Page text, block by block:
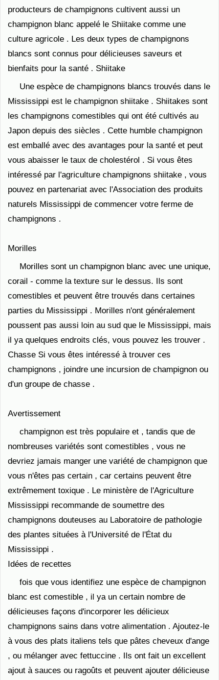
producteurs de champignons cultivent aussi un
champignon blanc appelé le Shiitake comme une
culture agricole . Les deux types de champignons
blancs sont connus pour délicieuses saveurs et
bienfaits pour la santé . Shiitake
Une espèce de champignons blancs trouvés dans le
Mississippi est le champignon shiitake . Shiitakes sont
les champignons comestibles qui ont été cultivés au
Japon depuis des siècles . Cette humble champignon
est emballé avec des avantages pour la santé et peut
vous abaisser le taux de cholestérol . Si vous êtes
intéressé par l'agriculture champignons shiitake , vous
pouvez en partenariat avec l'Association des produits
naturels Mississippi de commencer votre ferme de
champignons .
Morilles
Morilles sont un champignon blanc avec une unique,
corail - comme la texture sur le dessus. Ils sont
comestibles et peuvent être trouvés dans certaines
parties du Mississippi . Morilles n'ont généralement
poussent pas aussi loin au sud que le Mississippi, mais
il ya quelques endroits clés, vous pouvez les trouver .
Chasse Si vous êtes intéressé à trouver ces
champignons , joindre une incursion de champignon ou
d'un groupe de chasse .
Avertissement
champignon est très populaire et , tandis que de
nombreuses variétés sont comestibles , vous ne
devriez jamais manger une variété de champignon que
vous n'êtes pas certain , car certains peuvent être
extrêmement toxique . Le ministère de l'Agriculture
Mississippi recommande de soumettre des
champignons douteuses au Laboratoire de pathologie
des plantes situées à l'Université de l'État du
Mississippi .
Idées de recettes
fois que vous identifiez une espèce de champignon
blanc est comestible , il ya un certain nombre de
délicieuses façons d'incorporer les délicieux
champignons sains dans votre alimentation . Ajoutez-le
à vous des plats italiens tels que pâtes cheveux d'ange
, ou mélanger avec fettuccine . Ils ont fait un excellent
ajout à sauces ou ragoûts et peuvent ajouter délicieuse